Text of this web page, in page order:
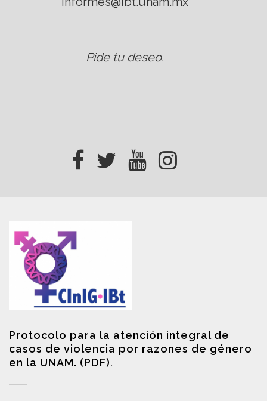
Pide tu deseo.
Protocolo para la atención integral de
casos de violencia por razones de género
en la UNAM. (PDF).